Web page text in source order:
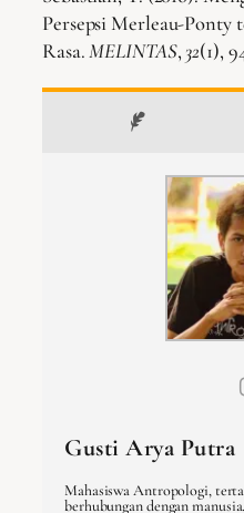
Persepsi Merleau-Ponty
Rasa.MELINTAS, 32(1),
Gusti Arya Putra
Mahasiswa Antropologi,
berhubungan dengan manusia.